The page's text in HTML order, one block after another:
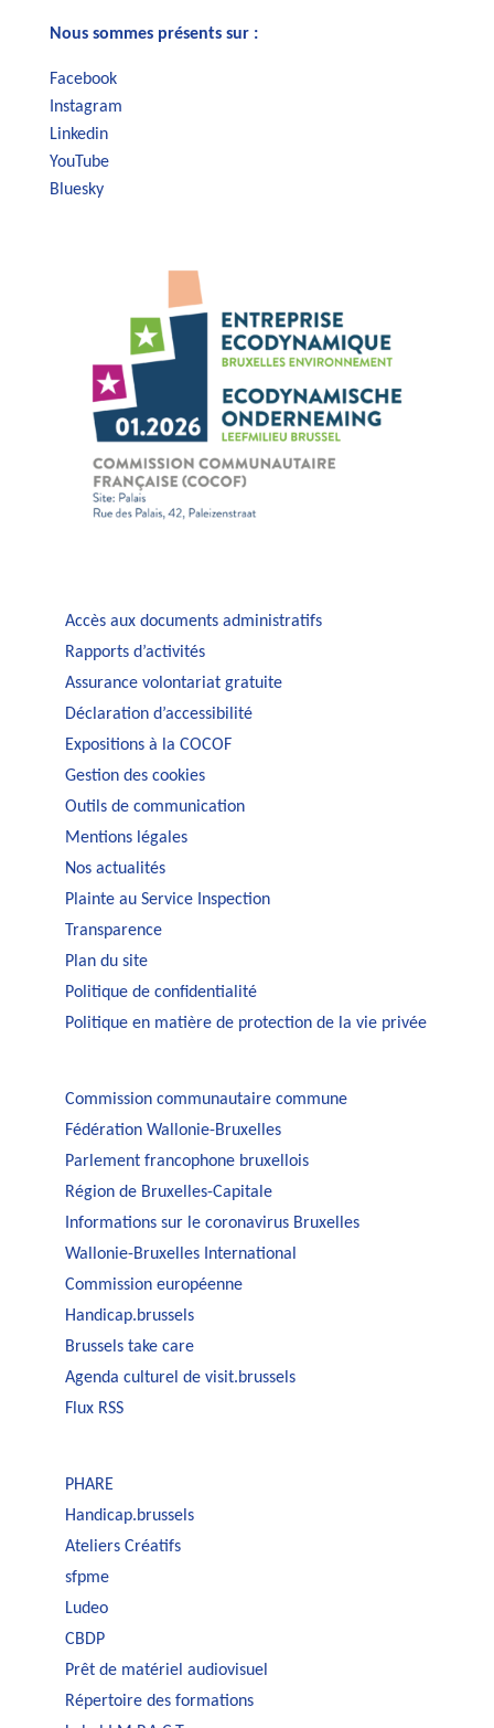
Nous sommes présents sur :
Facebook
Instagram
Linkedin
YouTube
Bluesky
Accès aux documents administratifs
Rapports d’activités
Assurance volontariat gratuite
Déclaration d’accessibilité
Expositions à la COCOF
Gestion des cookies
Outils de communication
Mentions légales
Nos actualités
Plainte au Service Inspection
Transparence
Plan du site
Politique de confidentialité
Politique en matière de protection de la vie privée
Commission communautaire commune
Fédération Wallonie-Bruxelles
Parlement francophone bruxellois
Région de Bruxelles-Capitale
Informations sur le coronavirus Bruxelles
Wallonie-Bruxelles International
Commission européenne
Handicap.brussels
Brussels take care
Agenda culturel de visit.brussels
Flux RSS
PHARE
Handicap.brussels
Ateliers Créatifs
sfpme
Ludeo
CBDP
Prêt de matériel audiovisuel
Répertoire des formations